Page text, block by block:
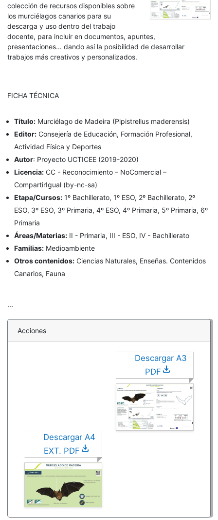
colección de recursos disponibles sobre
los murciélagos canarios para su
descarga y uso dentro del trabajo
docente, para incluir en documentos, apuntes,
presentaciones… dando así la posibilidad de desarrollar
trabajos más creativos y personalizados.
FICHA TÉCNICA
Título: Murciélago de Madeira (Pipistrellus maderensis)
Editor: Consejería de Educación, Formación Profesional,
Actividad Física y Deportes
Autor: Proyecto UCTICEE (2019-2020)
Licencia: CC - Reconocimiento – NoComercial –
CompartirIgual (by-nc-sa)
Etapa/Cursos: 1º Bachillerato, 1º ESO, 2º Bachillerato, 2º
ESO, 3º ESO, 3º Primaria, 4º ESO, 4º Primaria, 5º Primaria, 6º
Primaria
Áreas/Materias: II - Primaria, III - ESO, IV - Bachillerato
Familias: Medioambiente
Otros contenidos: Ciencias Naturales, Enseñas. Contenidos
Canarios, Fauna
...
Acciones
Descargar A3
PDF download
Descargar A4
EXT. PDF download